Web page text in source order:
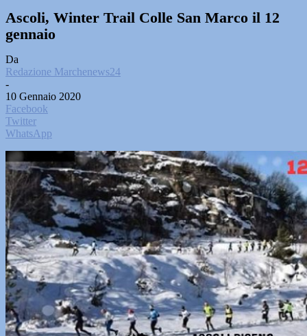
Ascoli, Winter Trail Colle San Marco il 12
gennaio
Da
Redazione Marchenews24
-
10 Gennaio 2020
Facebook
Twitter
WhatsApp